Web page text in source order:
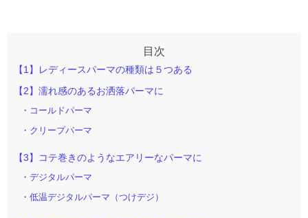
【1】レディースパーマの種類は５つある
【2】濡れ感のあるお洒落パーマに
・コールドパーマ
・クリープパーマ
【3】コテ巻きのようなエアリーなパーマに
・デジタルパーマ
・低温デジタルパーマ（つけデジ）